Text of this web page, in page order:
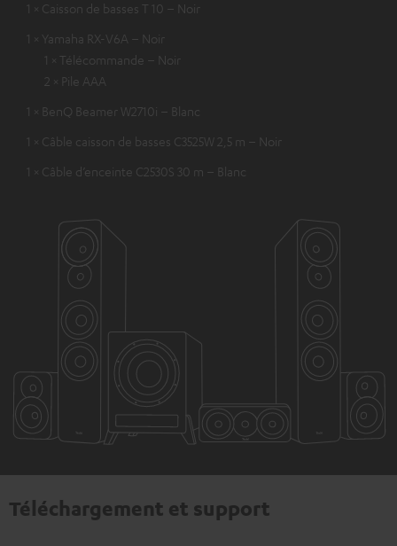
1 × Caisson de basses T 10 – Noir
1 × Yamaha RX-V6A – Noir
1 × Télécommande – Noir
2 × Pile AAA
1 × BenQ Beamer W2710i – Blanc
1 × Câble caisson de basses C3525W 2,5 m – Noir
1 × Câble d’enceinte C2530S 30 m – Blanc
Téléchargement et support